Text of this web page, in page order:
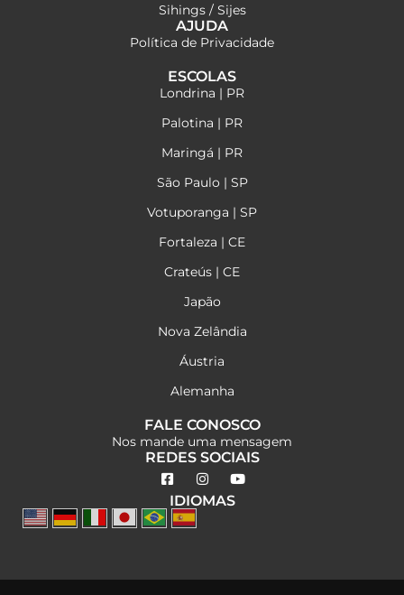
Sihings / Sijes
AJUDA
Política de Privacidade
ESCOLAS
Londrina | PR
Palotina | PR
Maringá | PR
São Paulo | SP
Votuporanga | SP
Fortaleza | CE
Crateús | CE
Japão
Nova Zelândia
Áustria
Alemanha
FALE CONOSCO
Nos mande uma mensagem
REDES SOCIAIS
IDIOMAS